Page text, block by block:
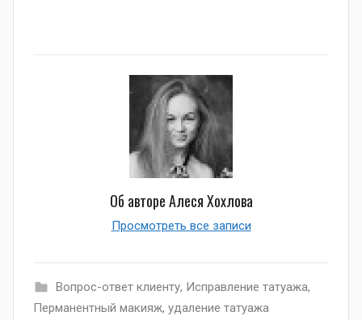
Об автореАлеся Хохлова
Просмотреть все записи
Вопрос-ответ клиенту, Исправление татуажа,
Перманентный макияж, удаление татуажа